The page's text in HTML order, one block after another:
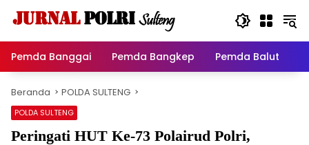
Pemda Banggai
Pemda Bangkep Pemda Balut
Beranda POLDA SULTENG
POLDA SULTENG
Peringati HUT Ke-73 Polairud Polri,